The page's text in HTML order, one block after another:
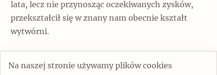
Na naszej stronie używamy plików cookies
lata, lecz nie przynosząc oczekiwanych zysków,
przekształcił się w znany nam obecnie kształt
wytwórni.